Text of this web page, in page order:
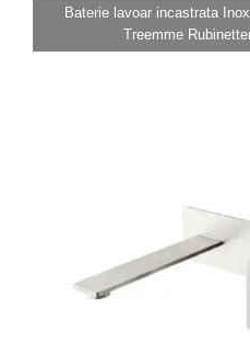
Baterie lavoar incastrata
Treemme